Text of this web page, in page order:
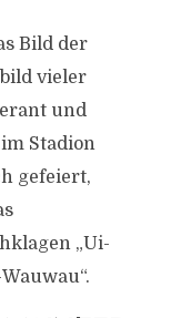
Bild der
vieler
und
Stadion
gefeiert,
„Ui-